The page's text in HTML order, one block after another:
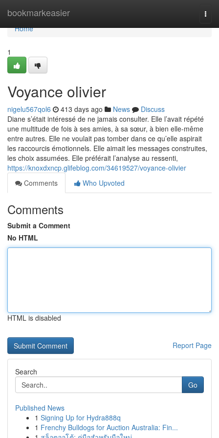
bookmarkeasier
Home
Home
1
Voyance olivier
nigelu567qol6 413 days ago News
Discuss
Diane s’était intéressé de ne jamais consulter. Elle l’avait répété
une multitude de fois à ses amies, à sa sœur, à bien elle-même
entre autres. Elle ne voulait pas tomber dans ce qu’elle aspirait
les raccourcis émotionnels. Elle aimait les messages construites,
les choix assumées. Elle préférait l’analyse au ressenti,
https://knoxdxncp.glifeblog.com/34619527/voyance-olivier
Comments
Who Upvoted
Comments
Submit a Comment
No HTML
HTML is disabled
Report Page
Search
Go
Published News
1 Signing Up for Hydra888q
1 Frenchy Bulldogs for Auction Australia: Fin...